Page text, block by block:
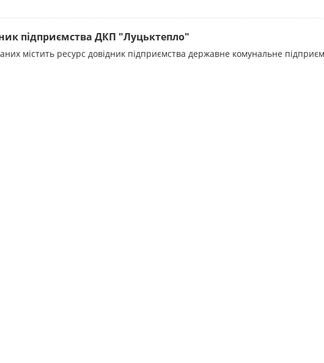
підприємства ДКП "Луцьктепло"
містить ресурс довідник підприємства державне комунальне